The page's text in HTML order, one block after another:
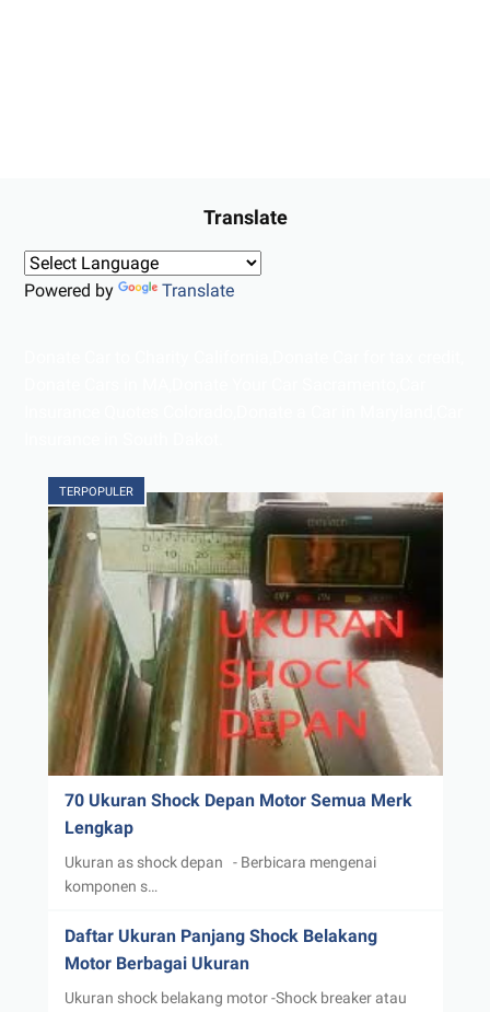
Translate
Powered by Translate
TERPOPULER
70 Ukuran Shock Depan Motor Semua Merk
Lengkap
Ukuran as shock depan - Berbicara mengenai
komponen s…
Daftar Ukuran Panjang Shock Belakang
Motor Berbagai Ukuran
Ukuran shock belakang motor -Shock breaker atau